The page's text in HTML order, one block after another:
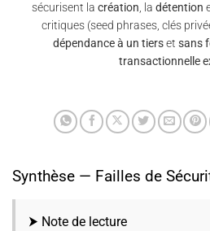
sécurisent la création, la détention
critiques (seed phrases, clés
dépendance à un tierset sans
transactionnelle
Synthèse — Failles de
⮞ Note de lecture